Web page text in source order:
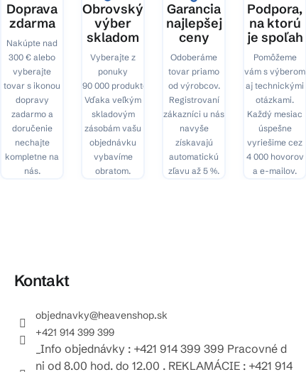
Doprava
zdarma
Nakúpte nad
300 € alebo
vyberajte
tovar s ikonou
dopravy
zadarmo a
doručenie
nechajte
kompletne na
nás.
Obrovský
výber
skladom
Vyberajte z
ponuky
90 000 produktov.
Vďaka veľkým
skladovým
zásobám vašu
objednávku
vybavíme
obratom.
Garancia
najlepšej
ceny
Odoberáme
tovar priamo
od výrobcov.
Registrovaní
zákazníci u nás
navyše
získavajú
automatickú
zľavu až 5 %.
Podpora,
na ktorú
je spoľah
Pomôžeme
vám s výberom
aj technickými
otázkami.
Každý mesiac
úspešne
vyriešime cez
4 000 hovorov
a e-mailov.
Kontakt
objednavky@heavenshop.sk
+421 914 399 399
_Info objednávky : +421 914 399 399 Pracovné d
ni od 8.00 hod. do 12.00 . REKLAMÁCIE : +421 914